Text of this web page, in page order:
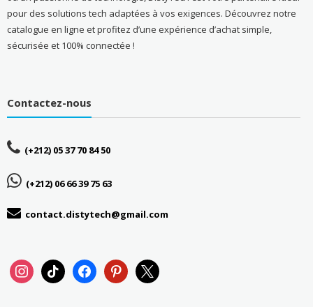
pour des solutions tech adaptées à vos exigences. Découvrez notre
catalogue en ligne et profitez d’une expérience d’achat simple,
sécurisée et 100% connectée !
Contactez-nous
(+212) 05 37 70 84 50
(+212) 06 66 39 75 63
contact.distytech@gmail.com
instagramtiktok facebookpinterest
x